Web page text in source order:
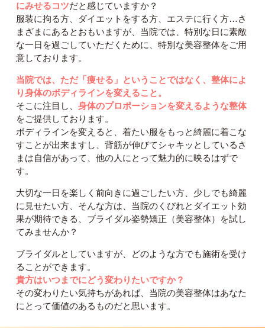
にみせるコツだと感じていますか？
服装に拘る方、ダイエットをする方、エステに行く方…さ
まざまにあるとおもいますが、当院では、特別な日に素敵
な一日を過ごしていただくために、特別な美容整体をご用
意しております。
当院では、ただ「痩せる」ということではなく、整体によ
り身体のボディラインを変えること。
そこに注目し、 身体のプロポーションを変えるような整体
をご提供しております。
ボディラインを変えると、着たい服をもっと綺麗に着こな
すことが出来ますし、背筋が伸びてシャキッとしているさ
まは自信があって、他の人にとって魅力的に映るはずで
す。
大切な一日を楽しく前向きに過ごしたい方、少しでも綺麗
に見せたい方、そんな方は、当院のくびれとダイエット効
果が期待できる、ブライダル姿勢矯正（美容整体）を試し
てみませんか？
ブライダルとしていますが、どのような方でも施術を受け
ることができます。
貴方はいつまでにどう変わりたいですか？
その変わりたい気持ちがあれば、当院の美容整体はあなた
にとって価値のあるものだと思います。